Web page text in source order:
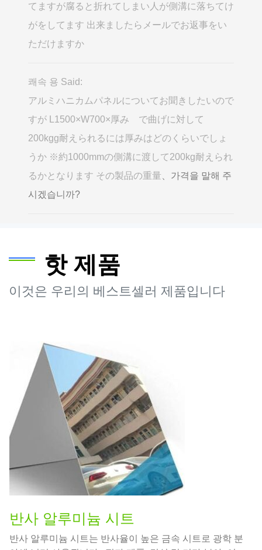
てますが腐ると折れてしまい人が側溝に落ちてけ
がをしてます 出来ましたらメールでお返事をい
ただけますか
쾌속 용 Said:
アルミハニカムパネルについてお聞きしたいので
すが L1500×W700×厚み で曲げに対して
200kgg耐えられるには厚みはどのくらいでしょ
うか ※約1000mmの側溝に渡して200kg耐えられ
るかとなります その製品の重量 、가격을 말해 주
시겠습니까?
핫 제품
이것은 우리의 베스트셀러 제품입니다
반사 알루미늄 시트
반사 알루미늄 시트는 반사율이 높은 금속 시트로 광학 분